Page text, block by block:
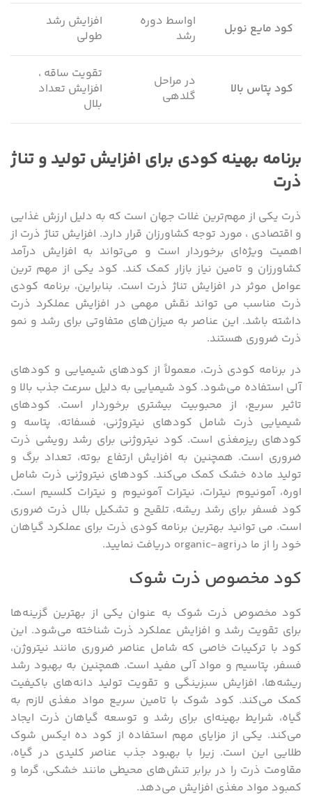
کود مایع نوبل
اواسط دوره
رشد
افزایش رشد
طولی
کود پتاس بالا
در مراحل
گلدهی
تقویت ساقه ،
افزایش تعداد
بلال
برنامه بهینه کودی برای افزایش تولید و تناژ
ذرت
ذرت یکی از مهم‌ترین غلات جهان است که به دلیل ارزش غذایی
و اقتصادی ، مورد توجه کشاورزان قرار دارد. افزایش تناژ ذرت از
اهمیت ویژه‌ای برخوردار است و می‌تواند به افزایش درآمد
کشاورزان و تامین نیاز بازار کمک کند. کود یکی از مهم ‌ترین
عوامل موثر در افزایش تناژ ذرت است. بنابراین، برنامه کودی
ذرت مناسب می ‌تواند نقش مهمی در افزایش عملکرد ذرت
داشته باشد. این عناصر به میزان‌های متفاوتی برای رشد و نمو
ذرت ضروری هستند.
در برنامه کودی ذرت، معمولاً از کودهای شیمیایی و کودهای
آلی استفاده می‌شود. کود شیمیایی به دلیل سرعت جذب بالا و
تاثیر سریع، از محبوبیت بیشتری برخوردار است. کودهای
شیمیایی ذرت شامل کودهای نیتروژنی، فسفاته، پتاسه و
کودهای ریزمغذی است. کود نیتروژنی برای رشد رویشی ذرت
ضروری است. همچنین به افزایش ارتفاع بوته، تعداد برگ و
تولید ماده خشک کمک می‌کند. کودهای نیتروژنی ذرت شامل
اوره، آمونیوم نیترات، نیترات آمونیوم و نیترات کلسیم است.
کود فسفر برای رشد ریشه، تلقیح و تشکیل بلال ذرت ضروری
است. می توانید بهترین برنامه کودی ذرت برای عملکرد گیاهان
خود را از ما درorganic-agri دریافت نمایید.
کود مخصوص ذرت شوک
کود مخصوص ذرت شوک به عنوان یکی از بهترین گزینه‌ها
برای تقویت رشد و افزایش عملکرد ذرت شناخته می‌شود. این
کود با ترکیبات خاصی که شامل عناصر ضروری مانند نیتروژن،
فسفر، پتاسیم و مواد آلی مفید است. همچنین به بهبود رشد
ریشه‌ها، افزایش سبزینگی و تقویت تولید دانه‌های باکیفیت
کمک می‌کند. کود شوک با تامین سریع مواد مغذی لازم به
گیاه، شرایط بهینه‌ای برای رشد و توسعه گیاهان ذرت ایجاد
می‌کند. یکی از مزایای مهم استفاده از کود ده ایکس شوک
طلایی این است. زیرا با بهبود جذب عناصر کلیدی در گیاه،
مقاومت ذرت را در برابر تنش‌های محیطی مانند خشکی، گرما و
کمبود مواد مغذی افزایش می‌دهد.